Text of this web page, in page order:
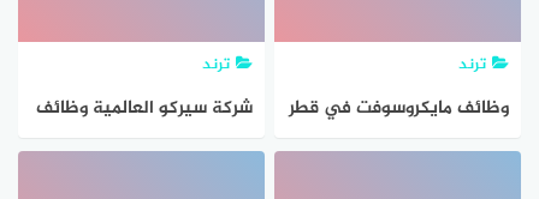
ترند
وظائف مايكروسوفت في قطر
للمواطنين والاجانب
ترند
شركة سيركو العالمية وظائف
دبي للمواطنين والوافدين